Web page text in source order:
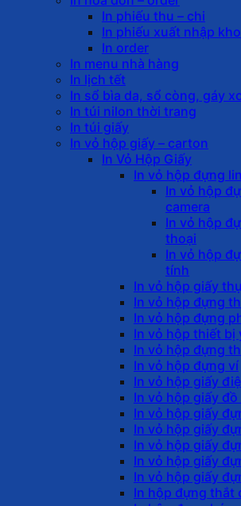
In phiếu thu – chi
In phiếu xuất nhập kho
In order
In menu nhà hàng
In lịch tết
In sổ bìa da, sổ còng, gáy
In túi nilon thời trang
In túi giấy
In vỏ hộp giấy – carton
In Vỏ Hộp Giấy
In vỏ hộp đựng
In vỏ hộp
camera
In vỏ hộp
thoại
In vỏ hộp
tính
In vỏ hộp giấy
In vỏ hộp đựng
In vỏ hộp đựng
In vỏ hộp thiết bị
In vỏ hộp đựng
In vỏ hộp đựng ví
In vỏ hộp giấy
In vỏ hộp giấy
In vỏ hộp giấy
In vỏ hộp giấy
In vỏ hộp giấy
In vỏ hộp giấy
In vỏ hộp giấy
In hộp đựng thắt